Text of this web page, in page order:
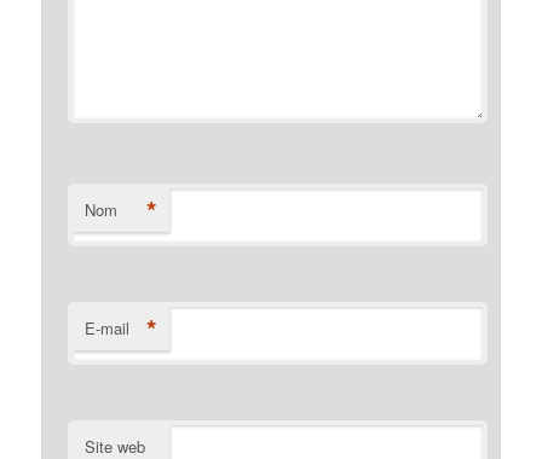
Nom *
E-mail *
Site web